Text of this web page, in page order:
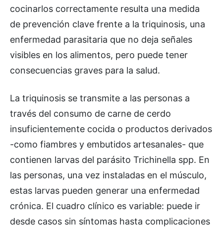
cocinarlos correctamente resulta una medida
de prevención clave frente a la triquinosis, una
enfermedad parasitaria que no deja señales
visibles en los alimentos, pero puede tener
consecuencias graves para la salud.
La triquinosis se transmite a las personas a
través del consumo de carne de cerdo
insuficientemente cocida o productos derivados
-como fiambres y embutidos artesanales- que
contienen larvas del parásito Trichinella spp. En
las personas, una vez instaladas en el músculo,
estas larvas pueden generar una enfermedad
crónica. El cuadro clínico es variable: puede ir
desde casos sin síntomas hasta complicaciones